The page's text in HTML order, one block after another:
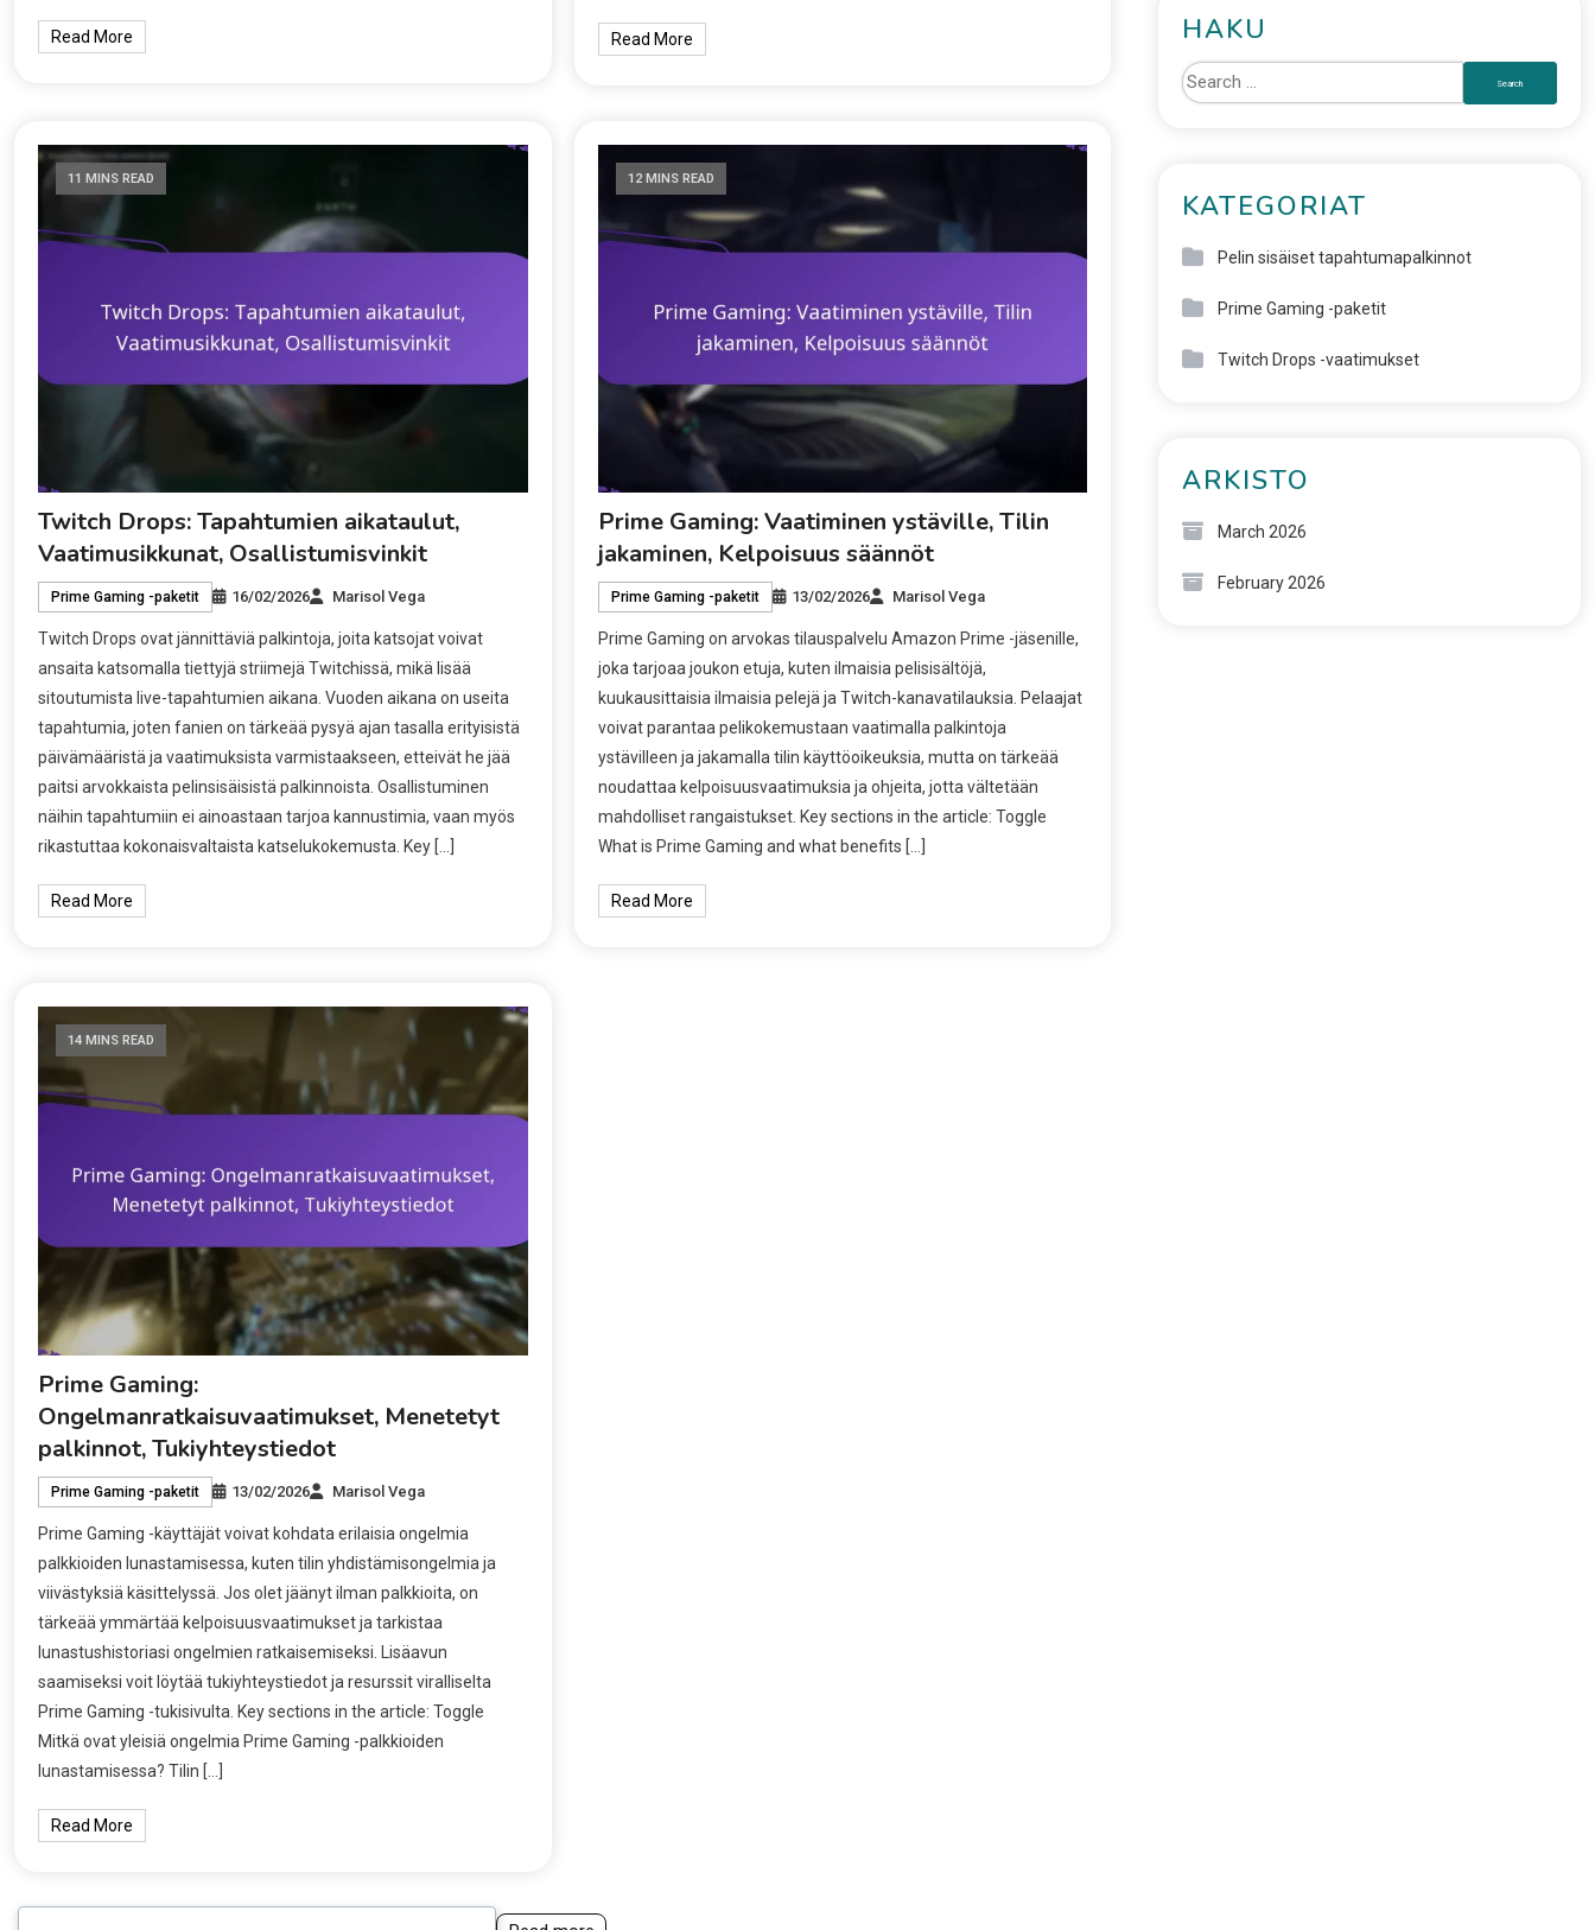
Read More Read More
11 MINS READ
Twitch Drops: Tapahtumien aikataulut,
Vaatimusikkunat, Osallistumisvinkit
Prime Gaming -paketit 16/02/2026 Marisol Vega
Twitch Drops ovat jännittäviä palkintoja, joita katsojat voivat
ansaita katsomalla tiettyjä striimejä Twitchissä, mikä lisää
sitoutumista live-tapahtumien aikana. Vuoden aikana on useita
tapahtumia, joten fanien on tärkeää pysyä ajan tasalla erityisistä
päivämääristä ja vaatimuksista varmistaakseen, etteivät he jää
paitsi arvokkaista pelinsisäisistä palkinnoista. Osallistuminen
näihin tapahtumiin ei ainoastaan tarjoa kannustimia, vaan myös
rikastuttaa kokonaisvaltaista katselukokemusta. Key […]
Read More
12 MINS READ
Prime Gaming: Vaatiminen ystäville, Tilin
jakaminen, Kelpoisuus säännöt
Prime Gaming -paketit 13/02/2026 Marisol Vega
Prime Gaming on arvokas tilauspalvelu Amazon Prime -jäsenille,
joka tarjoaa joukon etuja, kuten ilmaisia pelisisältöjä,
kuukausittaisia ilmaisia pelejä ja Twitch-kanavatilauksia. Pelaajat
voivat parantaa pelikokemustaan vaatimalla palkintoja
ystävilleen ja jakamalla tilin käyttöoikeuksia, mutta on tärkeää
noudattaa kelpoisuusvaatimuksia ja ohjeita, jotta vältetään
mahdolliset rangaistukset. Key sections in the article: Toggle
What is Prime Gaming and what benefits […]
Read More
14 MINS READ
Prime Gaming:
Ongelmanratkaisuvaatimukset, Menetetyt
palkinnot, Tukiyhteystiedot
Prime Gaming -paketit 13/02/2026 Marisol Vega
Prime Gaming -käyttäjät voivat kohdata erilaisia ongelmia
palkkioiden lunastamisessa, kuten tilin yhdistämisongelmia ja
viivästyksiä käsittelyssä. Jos olet jäänyt ilman palkkioita, on
tärkeää ymmärtää kelpoisuusvaatimukset ja tarkistaa
lunastushistoriasi ongelmien ratkaisemiseksi. Lisäavun
saamiseksi voit löytää tukiyhteystiedot ja resurssit viralliselta
Prime Gaming -tukisivulta. Key sections in the article: Toggle
Mitkä ovat yleisiä ongelmia Prime Gaming -palkkioiden
lunastamisessa? Tilin […]
Read More
HAKU
KATEGORIAT
Pelin sisäiset tapahtumapalkinnot
Prime Gaming -paketit
Twitch Drops -vaatimukset
ARKISTO
March 2026
February 2026